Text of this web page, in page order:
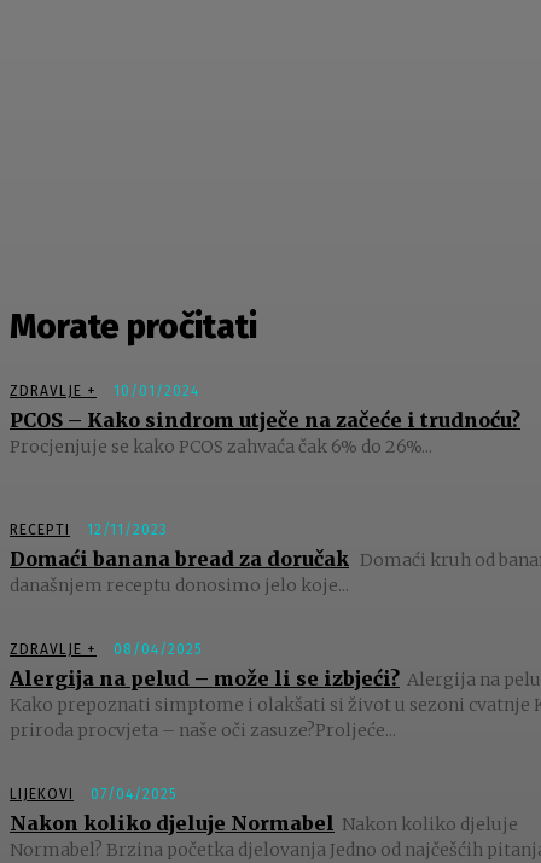
Morate pročitati
ZDRAVLJE + 10/01/2024
PCOS – Kako sindrom utječe na začeće i trudnoću?
Procjenjuje se kako PCOS zahvaća čak 6% do 26%...
RECEPTI 12/11/2023
Domaći banana bread za doručak Domaći kruh od
današnjem receptu donosimo jelo koje...
ZDRAVLJE + 08/04/2025
Alergija na pelud – može li se izbjeći? Alergija na
Kako prepoznati simptome i olakšati si život u sezoni cvatnje
priroda procvjeta – naše oči zasuze?Proljeće...
LIJEKOVI 07/04/2025
Nakon koliko djeluje Normabel Nakon koliko djeluje
Normabel? Brzina početka djelovanja Jedno od najčešćih